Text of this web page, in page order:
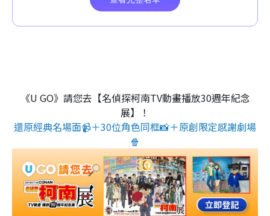
《U GO》請您去【名偵探柯南TV動畫播放30週年紀念
展】！
還原經典名場面📹＋30位角色同框📸＋原創限定感謝劇場
🍿